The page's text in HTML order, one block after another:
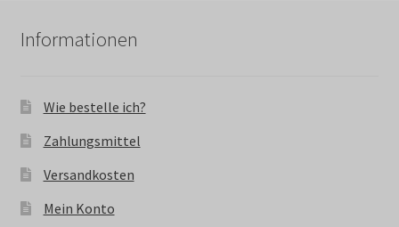
Informationen
Wie bestelle ich?
Zahlungsmittel
Versandkosten
Mein Konto